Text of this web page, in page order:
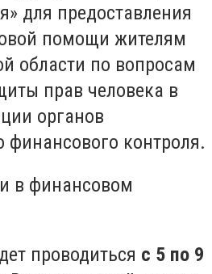
для предоставления
помощи жителям
области по вопросам
прав человека в
органов
финансового контроля.
в финансовом
проводиться с 5 по 9